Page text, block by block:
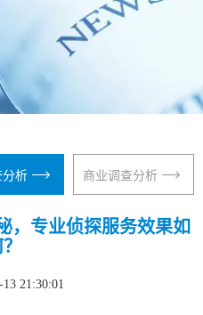
分析 商业调查分析
，专业侦探服务效果如
13 21:30:01